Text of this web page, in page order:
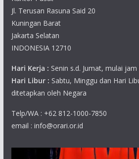
Jl. Terusan Rasuna Said 20
Kuningan Barat
Jakarta Selatan
INDONESIA 12710
Hari Kerja : Senin s.d. Jumat, mulai
Hari Libur : Sabtu, Minggu dan Hari
ditetapkan oleh Negara
Telp/WA : +62 812-1000-7850
email : info@orari.or.id